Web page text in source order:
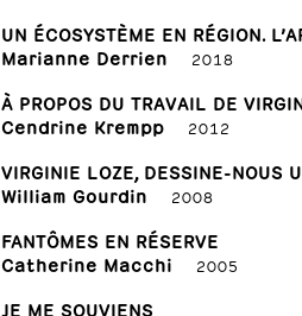
UN ÉCOSYSTÈME EN RÉGION.
Marianne Derrien
2018
À PROPOS DU TRAVAIL DE
Cendrine Krempp
2012
VIRGINIE LOZE, DESSINE-NOUS
William Gourdin
2008
FANTÔMES EN RÉSERVE
Catherine Macchi
2005
JE ME SOUVIENS